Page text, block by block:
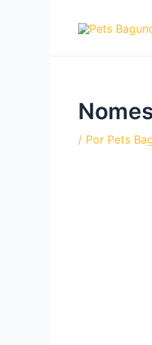
/ Por Pets